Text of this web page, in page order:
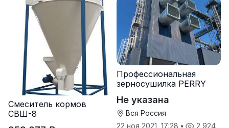
Смеситель кормов
СВШ-8
Профессиональная
зерносушилка PERRY
Не указана
Вся Россия
22 ноя 2021, 17:28 • 2 924